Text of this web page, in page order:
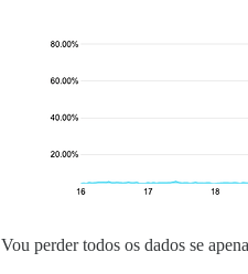
Vou perder todos os dados se